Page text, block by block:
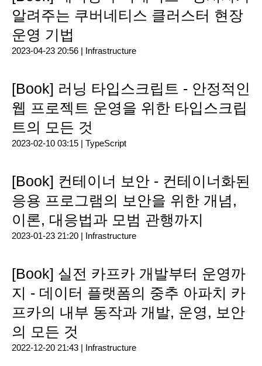
알려주는 쿠버네티스 클러스터 현장
운영 기법
2023-04-23 20:56 | Infrastructure
[Book] 러닝 타입스크립트 - 안정적인
웹 프로젝트 운영을 위한 타입스크립
트의 모든 것
2023-02-10 03:15 | TypeScript
[Book] 컨테이너 보안 - 컨테이너화된
응용 프로그램의 보안을 위한 개념,
이론, 대응법과 모범 관행까지
2023-01-23 21:20 | Infrastructure
[Book] 실전 카프카 개발부터 운영까
지 - 데이터 플랫폼의 중추 아파치 카
프카의 내부 동작과 개발, 운영, 보안
의 모든 것
2022-12-20 21:43 | Infrastructure